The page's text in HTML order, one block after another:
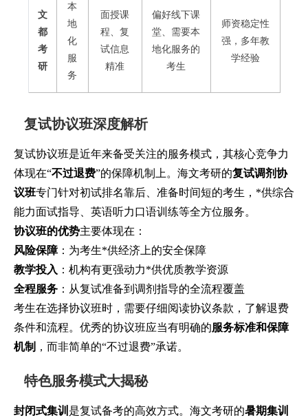
文
都
考
研
本
地
化
服
务
面授课
程、复
试信息
精准
偏好线下课
堂、需要本
地化服务的
考生
师资稳定性
强，多年教
学经验
复试协议班深度解析
复试协议班是近年来备受关注的服务模式，其核心竞争力
体现在“不过退费”的保障机制上。海文考研的复试调剂协
议班专门针对初试排名靠后、准备时间短的考生，*供综合
能力面试指导、英语听力口语训练等全方位服务。
协议班的优势主要体现在：
风险保障：为考生*供经济上的安全保障
教学投入 ：机构有更强动力*供优质教学资源
全程服务 ：从复试准备到调剂指导的全流程覆盖
考生在选择协议班时，需要仔细阅读协议条款，了解退费
条件和流程。优秀的协议班应当有明确的服务标准和保障
机制 ，而非简单的“不过退费”承诺。
特色服务模式大揭秘
封闭式集训 是复试备考的高效方式。海文考研的暑期集训